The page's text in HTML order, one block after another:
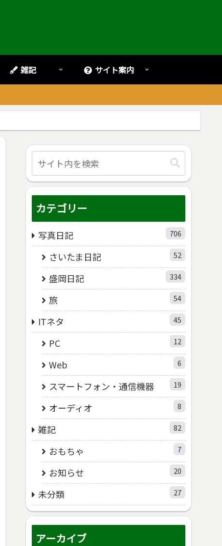
雑記 サイト案内
カテゴリー
写真日記 706
さいたま日記 52
盛岡日記 334
旅 54
ITネタ 45
PC 12
Web 6
スマートフォン・通信機器 19
オーディオ 8
雑記 82
おもちゃ 7
お知らせ 20
未分類 27
アーカイブ